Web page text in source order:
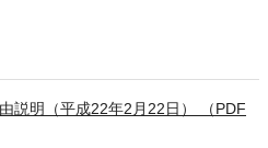
説明（平成22年2月22日） （PDF